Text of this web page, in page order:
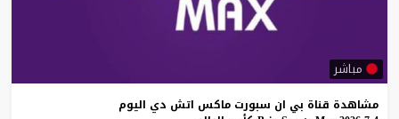
مباشر
مشاهدة قناة بي ان سبورت ماكس اتش دي اليوم